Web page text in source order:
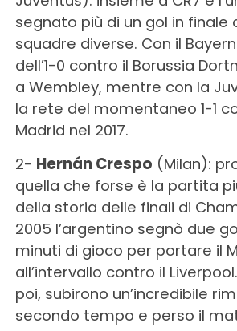
segnato più di un gol in finale
squadre diverse. Con il
dell’1-0 contro il Borussia
a Wembley, mentre con la
la rete del momentaneo 1-1
Madrid nel 2017.
2- Hernán Crespo (Milan):
quella che forse è la partita
della storia delle finali di
2005 l’argentino segnò due
minuti di gioco per portare il
all’intervallo contro il
poi, subirono un’incredibile
secondo tempo e perso il